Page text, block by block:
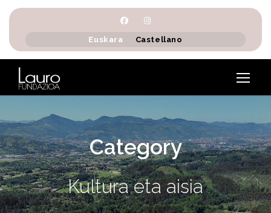
Euskara Castellano
Category
Kultura eta aisia